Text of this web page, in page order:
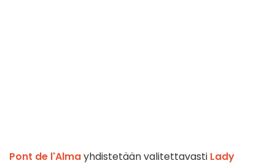
Pont de l'Almayhdistetään valitettavasti Lady